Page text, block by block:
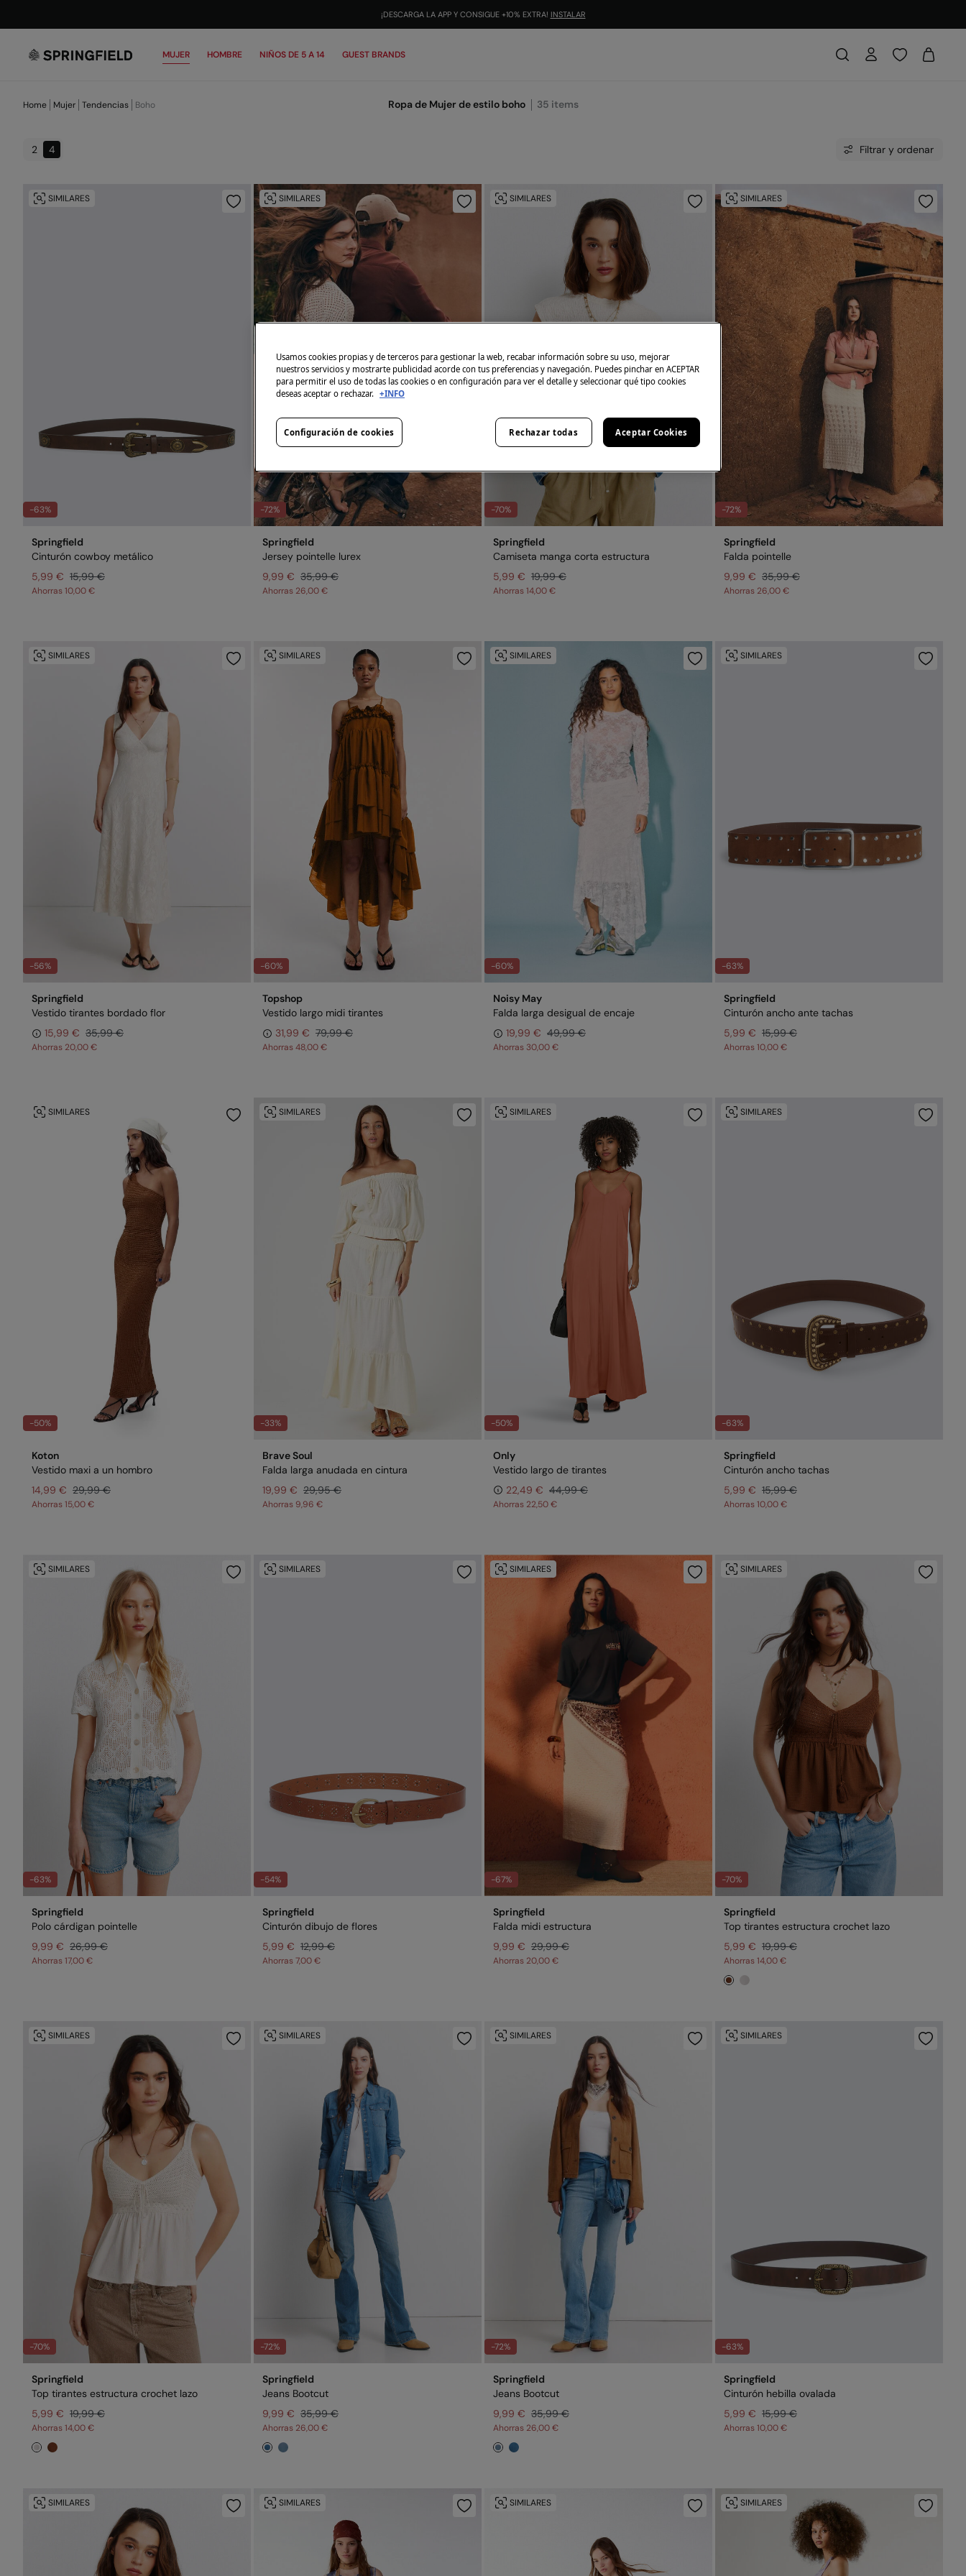
¡DESCARGA LA APP Y CONSIGUE +10% EXTRA! INSTALAR
MUJER HOMBRE NIÑOS DE 5 A 14 GUEST BRANDS
Home Mujer Tendencias Boho Ropa de Mujer de estilo boho 35 items
2 4 Filtrar y ordenar
-63%
SIMILARES
Springfield
Cinturón cowboy metálico
5,99 € 15,99 €
Ahorras10,00 €
-72%
SIMILARES
Springfield
Jersey pointelle lurex
9,99 € 35,99 €
Ahorras 26,00 €
-70%
SIMILARES
Springfield
Camiseta manga corta estructura
5,99 € 19,99 €
Ahorras14,00 €
-72%
SIMILARES
Springfield
Falda pointelle
9,99 € 35,99 €
Ahorras 26,00 €
-56%
SIMILARES
Springfield
Vestido tirantes bordado flor
15,99 € 35,99 €
Ahorras 20,00 €
-60%
SIMILARES
Topshop
Vestido largo midi tirantes
31,99 € 79,99 €
Ahorras48,00 €
-60%
SIMILARES
Noisy May
Falda larga desigual de encaje
19,99 € 49,99 €
Ahorras 30,00 €
-63%
SIMILARES
Springfield
Cinturón ancho ante tachas
5,99 € 15,99 €
Ahorras10,00 €
-50%
SIMILARES
Koton
Vestido maxi a un hombro
14,99 € 29,99 €
Ahorras15,00 €
-33%
SIMILARES
Brave Soul
Falda larga anudada en cintura
19,99 € 29,95 €
Ahorras 9,96 €
-50%
SIMILARES
Only
Vestido largo de tirantes
22,49 € 44,99 €
Ahorras 22,50 €
-63%
SIMILARES
Springfield
Cinturón ancho tachas
5,99 € 15,99 €
Ahorras10,00 €
-63%
SIMILARES
Springfield
Polo cárdigan pointelle
9,99 € 26,99 €
Ahorras17,00 €
-54%
SIMILARES
Springfield
Cinturón dibujo de flores
5,99 € 12,99 €
Ahorras7,00 €
-67%
SIMILARES
Springfield
Falda midi estructura
9,99 € 29,99 €
Ahorras 20,00 €
-70%
SIMILARES
Springfield
Top tirantes estructura crochet lazo
5,99 € 19,99 €
Ahorras14,00 €
-70%
SIMILARES
Springfield
Top tirantes estructura crochet lazo
5,99 € 19,99 €
Ahorras14,00 €
-72%
SIMILARES
Springfield
Jeans Bootcut
9,99 € 35,99 €
Ahorras 26,00 €
-72%
SIMILARES
Springfield
Jeans Bootcut
9,99 € 35,99 €
Ahorras 26,00 €
-63%
SIMILARES
Springfield
Cinturón hebilla ovalada
5,99 € 15,99 €
Ahorras10,00 €
SIMILARES SIMILARES SIMILARES SIMILARES
Usamos cookies propias y de terceros para gestionar la web, recabar información sobre su uso, mejorar
nuestros servicios y mostrarte publicidad acorde con tus preferencias y navegación. Puedes pinchar en ACEPTAR
para permitir el uso de todas las cookies o en configuración para ver el detalle y seleccionar qué tipo cookies
deseas aceptar o rechazar. +INFO
Rechazar todas Aceptar Cookies
Configuración de cookies